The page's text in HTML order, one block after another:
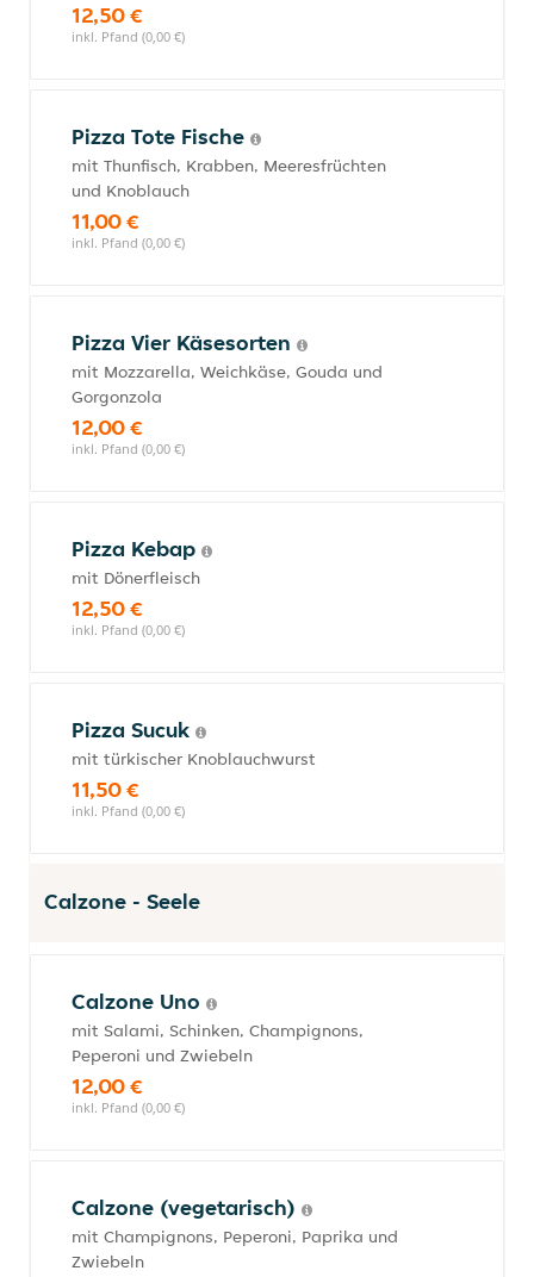
12,50 €
inkl. Pfand (0,00 €)
Pizza Tote Fische
mit Thunfisch, Krabben, Meeresfrüchten
und Knoblauch
11,00 €
inkl. Pfand (0,00 €)
Pizza Vier Käsesorten
mit Mozzarella, Weichkäse, Gouda und
Gorgonzola
12,00 €
inkl. Pfand (0,00 €)
Pizza Kebap
mit Dönerfleisch
12,50 €
inkl. Pfand (0,00 €)
Pizza Sucuk
mit türkischer Knoblauchwurst
11,50 €
inkl. Pfand (0,00 €)
Calzone - Seele
Calzone Uno
mit Salami, Schinken, Champignons,
Peperoni und Zwiebeln
12,00 €
inkl. Pfand (0,00 €)
Calzone (vegetarisch)
mit Champignons, Peperoni, Paprika und
Zwiebeln